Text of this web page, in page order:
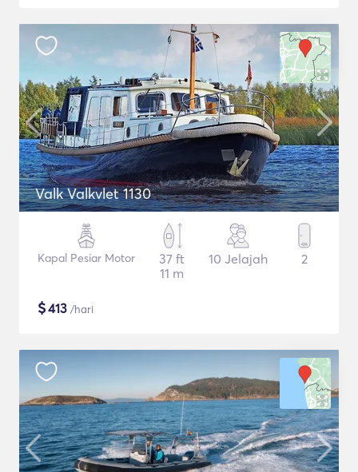
Valk Valkvlet 1130
Kapal Pesiar Motor
37 ft
11 m
10 Jelajah 2
$413 /hari